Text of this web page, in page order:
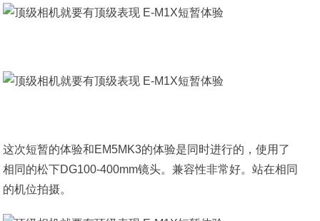
这次短暂的体验和EM5MK3的体验是同时进行的，使用了
相同的松下DG100-400mm镜头。兼容性非常好。站在相同
的机位拍摄。